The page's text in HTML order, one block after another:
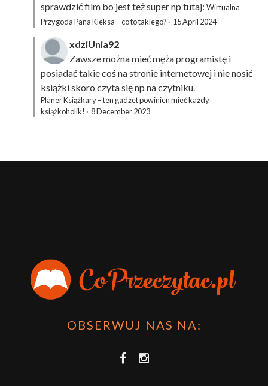
sprawdzić film bo jest też super np tutaj: Wirtualna
Przygoda Pana Kleksa – co to takiego? · 15 April 2024
xdziUnia92
Zawsze można mieć męża programistę i
posiadać takie coś na stronie internetowej i nie nosić
książki skoro czyta się np na czytniku.
Planer Książkary – ten gadżet powinien mieć każdy
książkoholik! · 8 December 2023
OBSERWUJ NAS NA: